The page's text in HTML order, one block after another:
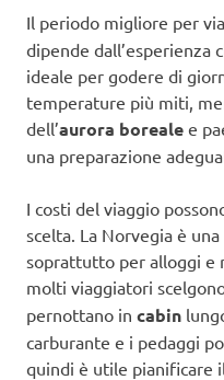
Il periodo migliore per
dipende dall’esperienza
ideale per godere di
temperature più miti,
dell’aurora boreale e
una preparazione
I costi del viaggio
scelta. La Norvegia è
soprattutto per alloggi e
molti viaggiatori
pernottano in cabin
carburante e i pedaggi
quindi è utile pianificare